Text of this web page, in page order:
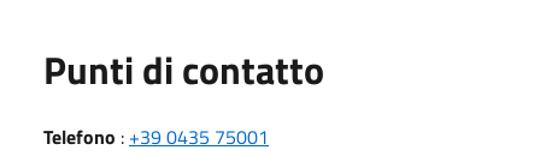
Punti di contatto
Telefono : +39 0435 75001